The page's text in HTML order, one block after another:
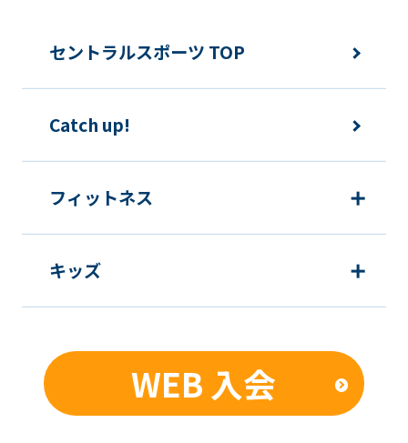
ご利用上の諸連絡や利用状況の確認の
む）等、新商品・サービスの立案・開
発・実施のため
新商品・サービスやイベント情報を含
個人を特定できないよう加工したうえ
での統計的なデータの作成、活用、公
■個人情報の管理
当社は、お客様からお預かりした個人情
セントラルスポーツ TOP
Catch up!
フィットネス
キッズ
WEB 入会